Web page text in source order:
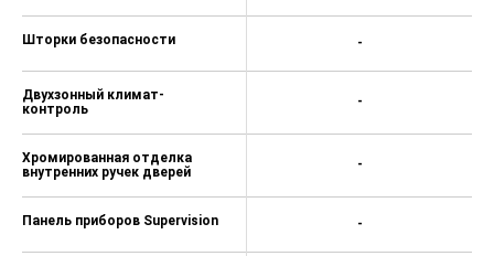
Шторки безопасности
Двухзонный климат-
контроль
Хромированная отделка
внутренних ручек дверей
Панель приборов Supervision
-
-
-
-